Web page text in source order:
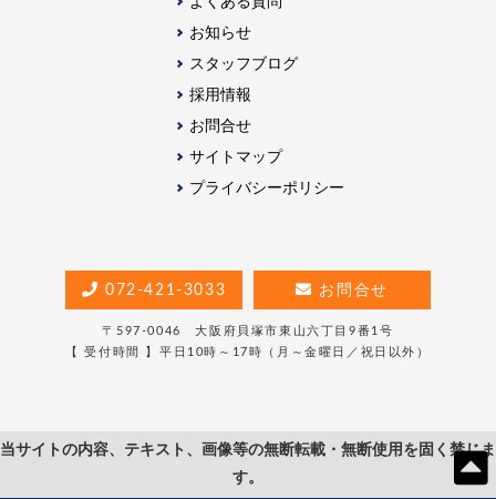
072-421-3033 お問合せ
〒597-0046 大阪府貝塚市東山六丁目9番1号
【 受付時間 】平日10時～17時（月～金曜日／祝日以外）
お知らせ
スタッフブログ
採用情報
お問合せ
サイトマップ
プライバシーポリシー
当サイトの内容、テキスト、画像等の無断転載・無断使用を固く禁じま
す。